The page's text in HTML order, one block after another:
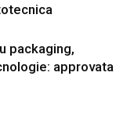
packaging,
approvata